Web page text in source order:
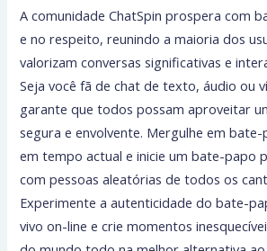
A comunidade ChatSpin prospera com
e no respeito, reunindo a maioria dos
valorizam conversas significativas e
Seja você fã de chat de texto, áudio ou
garante que todos possam aproveitar
segura e envolvente. Mergulhe em
em tempo actual e inicie um bate-papo
com pessoas aleatórias de todos os
Experimente a autenticidade do bate-
vivo on-line e crie momentos